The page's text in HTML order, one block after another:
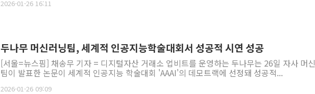
2026-01-26 16:11
두나무 머신러닝팀, 세계적 인공지능학술대회서 성공적 시연 성공
[서울=뉴스핌] 채송무 기자 = 디지털자산 거래소 업비트를 운영하는 두나무는 26일 자사 머
팀이 발표한 논문이 세계적 인공지능 학술대회 'AAAI'의 데모트랙에 선정돼 성공적...
2026-01-26 09:09